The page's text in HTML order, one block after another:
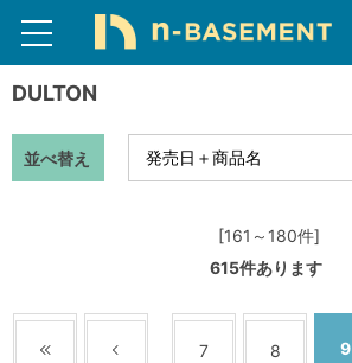
DULTON
並べ替え
[161～180件]
615件あります
7 8 9